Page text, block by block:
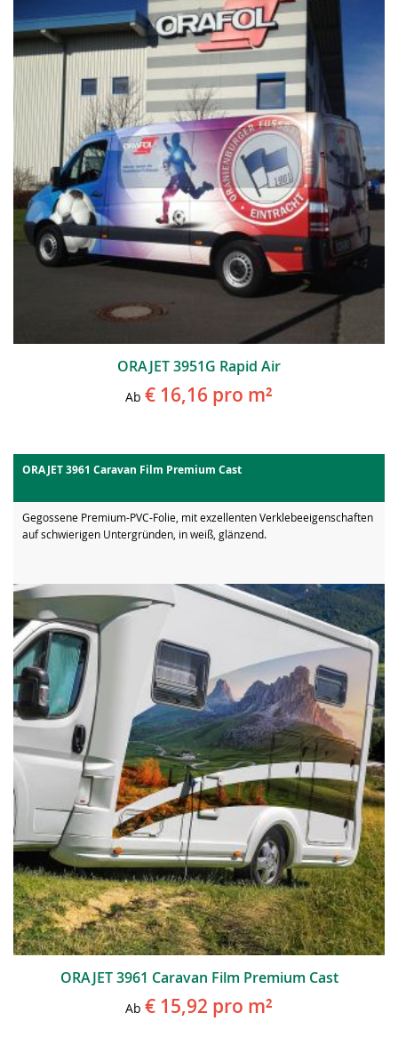
ORAJET 3951G Rapid Air
Ab € 16,16 pro m²
ORAJET 3961 Caravan Film Premium Cast
Gegossene Premium-PVC-Folie, mit exzellenten Verklebeeigenschaften
auf schwierigen Untergründen, in weiß, glänzend.
ORAJET 3961 Caravan Film Premium Cast
Ab € 15,92 pro m²